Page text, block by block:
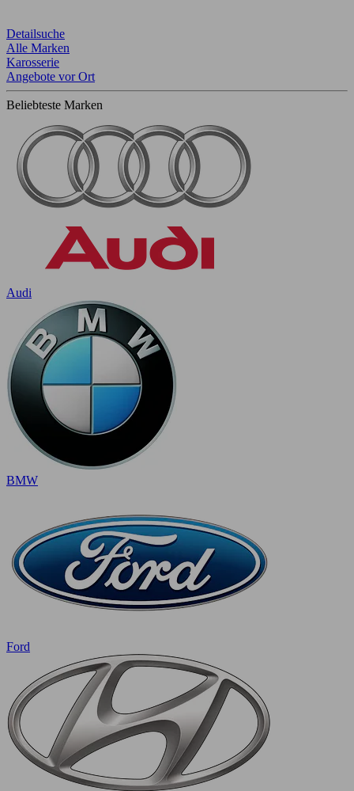
Detailsuche
Alle Marken
Karosserie
Angebote vor Ort
Beliebteste Marken
Audi
BMW
Ford